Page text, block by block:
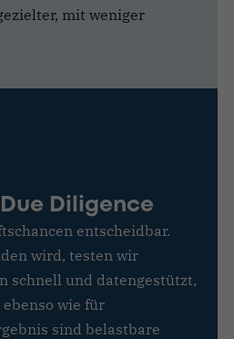
mit weniger
Diligence
entscheidbar.
wird, testen wir
schnell und datengestützt,
wie für
sind belastbare